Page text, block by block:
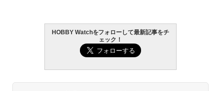
ね] 東京マルイ エアーコッキング 92F/M
8000 用 メール便 対応商品 ポスト投函
ネコポス ゆうパケット
3
スーパーFM 蛍光カラーシャーシセット
TAMASHII NATIONS S.H.フィギュアー
ツ（真骨彫製法） 仮面ライダーBLACK
可動フィギュア
HG 機動戦士ガンダム00 グラハム専用ユ
ニオンフラッグカスタム 1/144スケール
東京マルイ (TOKYO MARUI) ガスブロー
バックマシンガン No.14 20式 5.56mm
タミヤ クラフトツールシリーズ No.123
先細薄刃ニッパー (ゲートカット用) プラ
HOBBY Watchをフォローして最新記事をチ
ェック！